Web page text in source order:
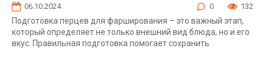
06.10.2024 0 132
Подготовка перцев для фарширования – это важный этап,
который определяет не только внешний вид блюда, но и его
вкус. Правильная подготовка помогает сохранить